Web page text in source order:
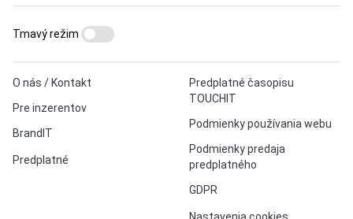
O nás / Kontakt
Pre inzerentov
BrandIT
Predplatné
Predplatné časopisu
TOUCHIT
Podmienky používania webu
Podmienky predaja
predplatného
GDPR
Tmavý režim